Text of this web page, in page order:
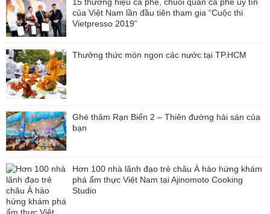
của Việt Nam lần đầu tiên tham gia “Cuộc thi
Vietpresso 2019”
Thưởng thức món ngon các nước tại TP.HCM
Ghé thăm Rạn Biển 2 – Thiên đường hải sản của
bạn
Hơn 100 nhà lãnh đạo trẻ châu Á hào hứng khám
phá ẩm thực Việt Nam tại Ajinomoto Cooking
Studio